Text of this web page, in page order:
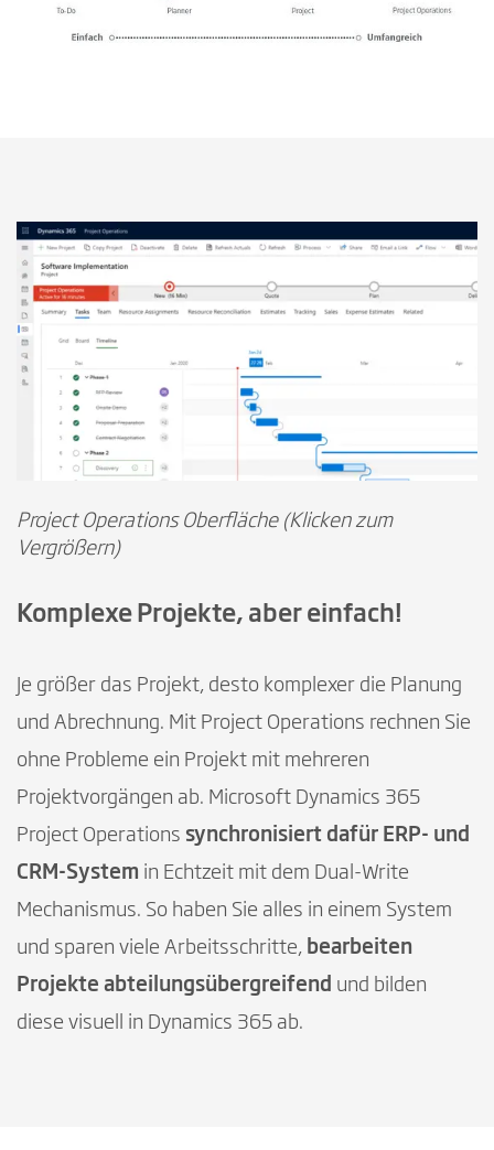
Project Operations Oberfläche (Klicken zum
Vergrößern)
Komplexe Projekte, aber einfach!
Je größer das Projekt, desto komplexer die Planung
und Abrechnung. Mit Project Operations rechnen Sie
ohne Probleme ein Projekt mit mehreren
Projektvorgängen ab. Microsoft Dynamics 365
Project Operations synchronisiert dafür ERP- und
CRM-System in Echtzeit mit dem Dual-Write
Mechanismus. So haben Sie alles in einem System
und sparen viele Arbeitsschritte, bearbeiten
Projekte abteilungsübergreifend und bilden
diese visuell in Dynamics 365 ab.